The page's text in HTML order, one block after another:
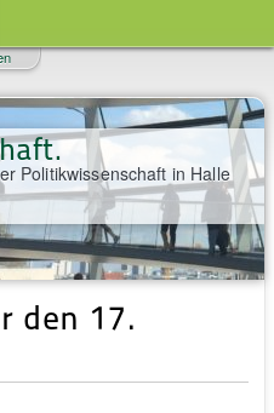
Politikwissenschaft in Halle
den 17.